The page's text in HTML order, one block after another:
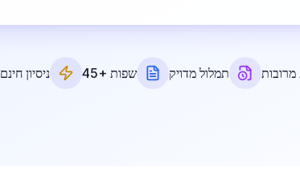
ניסיון חינם 45+ שפות תמלול מדויק מרובות